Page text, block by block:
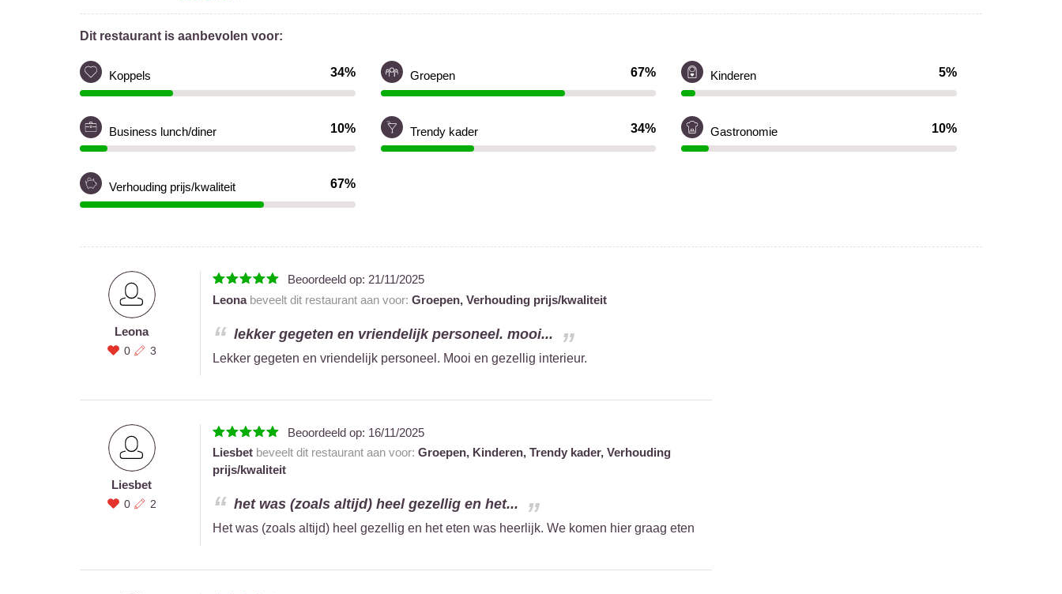
Dit restaurant is aanbevolen voor:
Koppels 34% Groepen 67% Kinderen 5%
Business lunch/diner 10% Trendy kader 34% Gastronomie 10%
Verhouding prijs/kwaliteit 67%
Leona
0 3
Beoordeeld op: 21/11/2025
Leonabeveelt dit restaurant aan voor: Groepen, Verhouding prijs/kwaliteit
lekker gegeten en vriendelijk personeel. mooi...
Lekker gegeten en vriendelijk personeel. Mooi en gezellig interieur.
Liesbet
0 2
Beoordeeld op: 16/11/2025
Liesbetbeveelt dit restaurant aan voor: Groepen, Kinderen, Trendy kader, Verhouding
prijs/kwaliteit
het was (zoals altijd) heel gezellig en het...
Het was (zoals altijd) heel gezellig en het eten was heerlijk. We komen hier graag eten